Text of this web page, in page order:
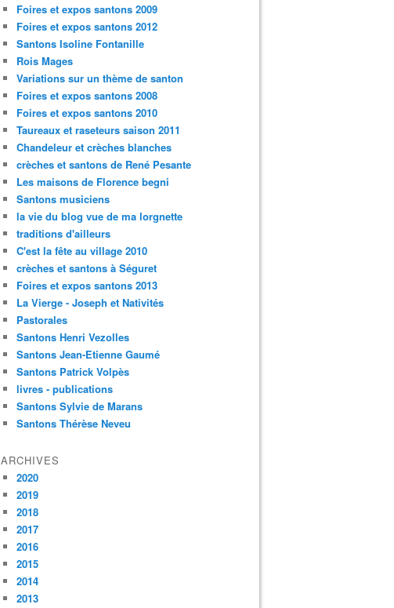
Foires et expos santons 2009
Foires et expos santons 2012
Santons Isoline Fontanille
Rois Mages
Variations sur un thème de santon
Foires et expos santons 2008
Foires et expos santons 2010
Taureaux et raseteurs saison 2011
Chandeleur et crèches blanches
crèches et santons de René Pesante
Les maisons de Florence begni
Santons musiciens
la vie du blog vue de ma lorgnette
traditions d'ailleurs
C'est la fête au village 2010
crèches et santons à Séguret
Foires et expos santons 2013
La Vierge - Joseph et Nativités
Pastorales
Santons Henri Vezolles
Santons Jean-Etienne Gaumé
Santons Patrick Volpès
livres - publications
Santons Sylvie de Marans
Santons Thérèse Neveu
ARCHIVES
2020
2019
2018
2017
2016
2015
2014
2013